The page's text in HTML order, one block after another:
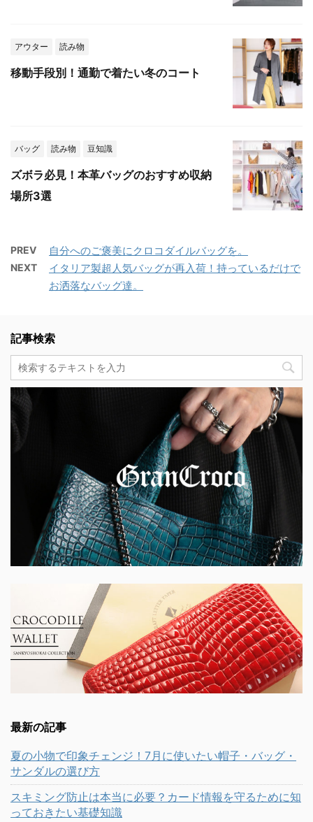
アウター 読み物
移動手段別！通勤で着たい冬のコート
バッグ 読み物 豆知識
ズボラ必見！本革バッグのおすすめ収納
場所3選
PREV 自分へのご褒美にクロコダイルバッグを。
NEXT
イタリア製超人気バッグが再入荷！持っているだけで
お洒落なバッグ達。
記事検索
最新の記事
夏の小物で印象チェンジ！7月に使いたい帽子・バッグ・
サンダルの選び方
スキミング防止は本当に必要？カード情報を守るために知
っておきたい基礎知識